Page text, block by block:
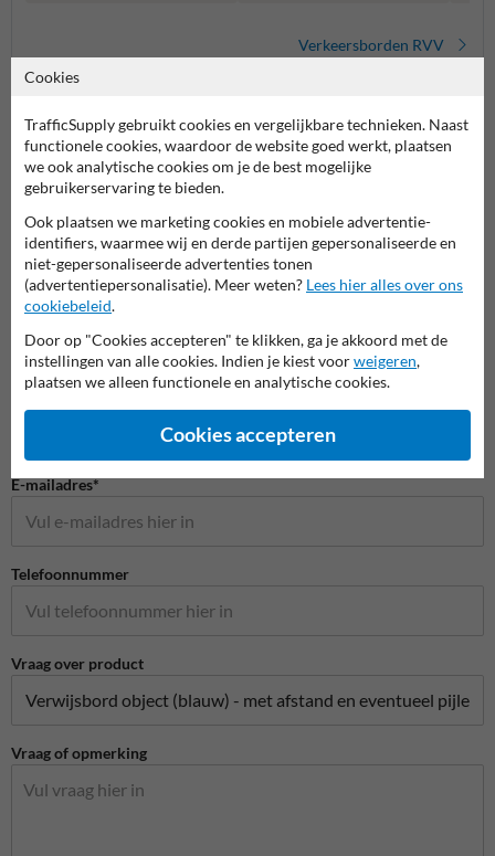
Verkeersborden RVV
Stel je vraag aan Scheepvaartbord.nl
Naam*
Bedrijfsnaam
E-mailadres*
Telefoonnummer
Vraag over product
Vraag of opmerking
Cookies
TrafficSupply gebruikt cookies en vergelijkbare technieken. Naast
functionele cookies, waardoor de website goed werkt, plaatsen
we ook analytische cookies om je de best mogelijke
gebruikerservaring te bieden.
Ook plaatsen we marketing cookies en mobiele advertentie-
identifiers, waarmee wij en derde partijen gepersonaliseerde en
niet-gepersonaliseerde advertenties tonen
(advertentiepersonalisatie). Meer weten? Lees hier alles over ons
cookiebeleid.
Door op "Cookies accepteren" te klikken, ga je akkoord met de
instellingen van alle cookies. Indien je kiest voorweigeren,
plaatsen we alleen functionele en analytische cookies.
Cookies accepteren